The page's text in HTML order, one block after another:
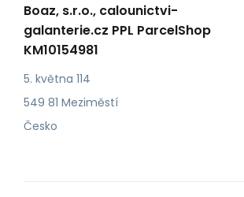
Boaz, s.r.o., calounictvi-
galanterie.cz PPL ParcelShop
KM10154981
5. května 114
549 81 Meziměstí
Česko